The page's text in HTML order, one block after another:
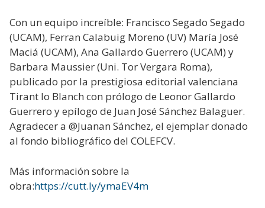
Con un equipo increíble: Francisco Segado Segado
(UCAM), Ferran Calabuig Moreno (UV) María José
Maciá (UCAM), Ana Gallardo Guerrero (UCAM) y
Barbara Maussier (Uni. Tor Vergara Roma),
publicado por la prestigiosa editorial valenciana
Tirant lo Blanch con prólogo de Leonor Gallardo
Guerrero y epílogo de Juan José Sánchez Balaguer.
Agradecer a @Juanan Sánchez, el ejemplar donado
al fondo bibliográfico del COLEFCV.
Más información sobre la
obra:https://cutt.ly/ymaEV4m